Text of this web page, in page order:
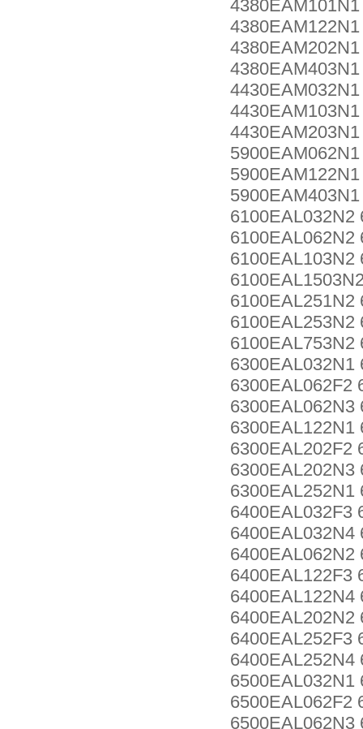
6100EAL032N2
6100EAL062N2
6100EAL103N2
6100EAL251N2
6100EAL253N2
6100EAL753N2
6300EAL032N1
6300EAL062F2
6300EAL062N3
6300EAL122N1
6300EAL202F2
6300EAL202N3
6300EAL252N1
6400EAL032F3
6400EAL032N4
6400EAL062N2
6400EAL122F3
6400EAL122N4
6400EAL202N2
6400EAL252F3
6400EAL252N4
6500EAL032N1
6500EAL062F2
6500EAL062N3